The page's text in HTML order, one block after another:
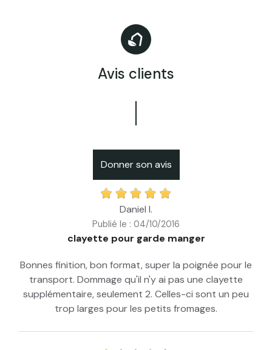
Avis clients
Donner son avis
Daniel l.
Publié le : 04/10/2016
clayette pour garde manger
Bonnes finition, bon format, super la poignée pour le
transport. Dommage qu'il n'y ai pas une clayette
supplémentaire, seulement 2. Celles-ci sont un peu
trop larges pour les petits fromages.